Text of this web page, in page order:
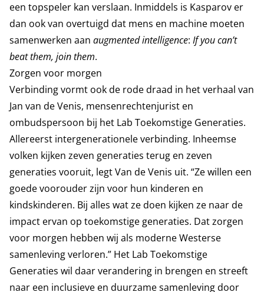
een topspeler kan verslaan. Inmiddels is Kasparov er
dan ook van overtuigd dat mens en machine moeten
samenwerken aan augmented intelligence: If you can’t
beat them, join them.
Zorgen voor morgen
Verbinding vormt ook de rode draad in het verhaal van
Jan van de Venis, mensenrechtenjurist en
ombudspersoon bij het Lab Toekomstige Generaties.
Allereerst intergenerationele verbinding. Inheemse
volken kijken zeven generaties terug en zeven
generaties vooruit, legt Van de Venis uit. “Ze willen een
goede voorouder zijn voor hun kinderen en
kindskinderen. Bij alles wat ze doen kijken ze naar de
impact ervan op toekomstige generaties. Dat zorgen
voor morgen hebben wij als moderne Westerse
samenleving verloren.” Het Lab Toekomstige
Generaties wil daar verandering in brengen en streeft
naar een inclusieve en duurzame samenleving door